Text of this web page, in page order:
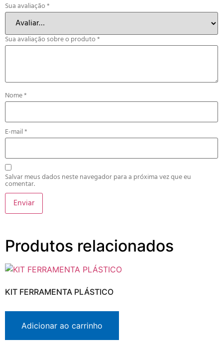
Sua avaliação*
Sua avaliação sobre o produto*
Nome*
E-mail*
Salvar meus dados neste navegador para a próxima vez que eu
comentar.
Produtos relacionados
KIT FERRAMENTA PLÁSTICO
Adicionar ao carrinho